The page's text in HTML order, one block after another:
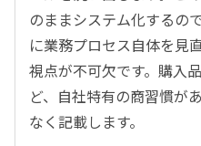
のままシステム化するの
に業務プロセス自体を見
視点が不可欠です。購入
ど、自社特有の商習慣が
なく記載します。